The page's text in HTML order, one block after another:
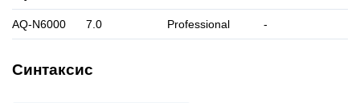
AQ-N6000 7.0 Professional -
Синтаксис